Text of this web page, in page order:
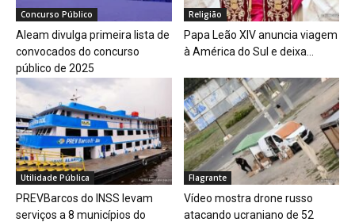
Concurso Público
Aleam divulga primeira lista de
convocados do concurso
público de 2025
Religião
Papa Leão XIV anuncia viagem
à América do Sul e deixa...
Utilidade Pública
PREVBarcos do INSS levam
serviços a 8 municípios do
Flagrante
Vídeo mostra drone russo
atacando ucraniano de 52